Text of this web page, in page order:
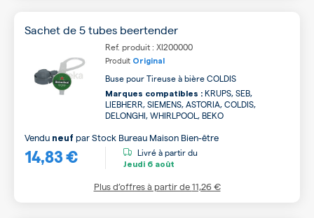
Sachet de 5 tubes beertender
Ref. produit : XI200000
Produit Original
Buse pour Tireuse à bière COLDIS
Marques compatibles : KRUPS, SEB,
LIEBHERR, SIEMENS, ASTORIA, COLDIS,
DELONGHI, WHIRLPOOL, BEKO
14,83 €
Vendu neuf parStock Bureau Maison Bien-être
Livré à partir du
Jeudi 6 août
Plus d’offres à partir de11,26 €